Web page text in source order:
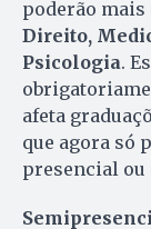
poderão mais
Direito,
Psicologia.
afeta
que agora só
presencial